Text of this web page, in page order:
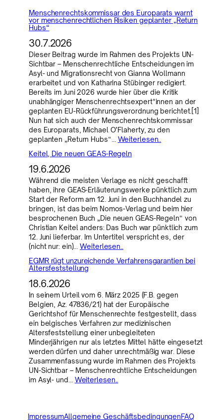
Menschenrechtskommissar des Europarats warnt
vor menschenrechtlichen Risiken geplanter „Return
Hubs“
30.7.2026
Dieser Beitrag wurde im Rahmen des Projekts UN-
Sichtbar – Menschenrechtliche Entscheidungen im
Asyl- und Migrationsrecht von Gianna Wollmann
erarbeitet und von Katharina Stübinger redigiert.
Bereits im Juni 2026 wurde hier über die Kritik
unabhängiger Menschenrechtsexpert*innen an der
geplanten EU-Rückführungsverordnung berichtet.[1]
Nun hat sich auch der Menschenrechtskommissar
des Europarats, Michael O’Flaherty, zu den
geplanten „Return Hubs“… Weiterlesen..
Keitel, Die neuen GEAS-Regeln
19.6.2026
Während die meisten Verlage es nicht geschafft
haben, ihre GEAS-Erläuterungswerke pünktlich zum
Start der Reform am 12. Juni in den Buchhandel zu
bringen, ist das beim Nomos-Verlag und beim hier
besprochenen Buch „Die neuen GEAS-Regeln“ von
Christian Keitel anders: Das Buch war pünktlich zum
12. Juni lieferbar. Im Untertitel verspricht es, der
(nicht nur: ein)…Weiterlesen..
EGMR rügt unzureichende Verfahrensgarantien bei
Altersfeststellung
18.6.2026
In seinem Urteil vom 6. März 2025 (F.B. gegen
Belgien, Az. 47836/21) hat der Europäische
Gerichtshof für Menschenrechte festgestellt, dass
ein belgisches Verfahren zur medizinischen
Altersfeststellung einer unbegleiteten
Minderjährigen nur als letztes Mittel hätte eingesetzt
werden dürfen und daher unrechtmäßig war. Diese
Zusammenfassung wurde im Rahmen des Projekts
UN-Sichtbar – Menschenrechtliche Entscheidungen
im Asyl- und… Weiterlesen..
ImpressumAllgemeine GeschäftsbedingungenFAQ